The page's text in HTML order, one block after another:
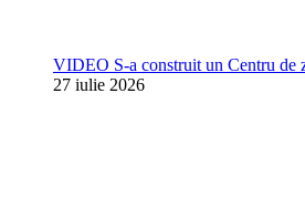
VIDEO S-a construit un Centru de
27 iulie 2026